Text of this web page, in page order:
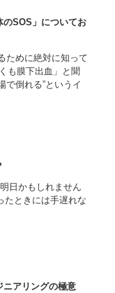
のSOS」についてお
ために絶対に知って
も膜下出血」と聞
で倒れる”というイ
日かもしれません
たときには手遅れな
ニアリングの極意